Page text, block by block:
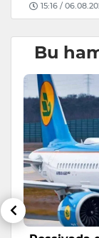
15:16 /
Bu